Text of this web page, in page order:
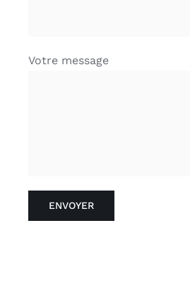
Votre message